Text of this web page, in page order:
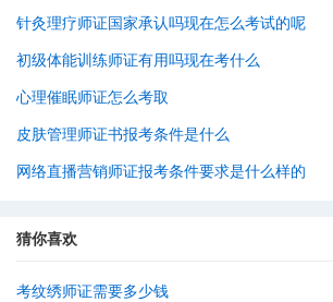
针灸理疗师证国家承认吗现在怎么考试的呢
初级体能训练师证有用吗现在考什么
心理催眠师证怎么考取
皮肤管理师证书报考条件是什么
网络直播营销师证报考条件要求是什么样的
猜你喜欢
考纹绣师证需要多少钱